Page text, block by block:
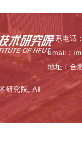
研究院, All
联系电话
email：
地址：合